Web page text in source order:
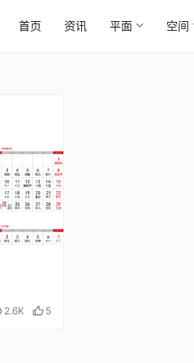
首页 资讯 平面 空间
2.6K 5